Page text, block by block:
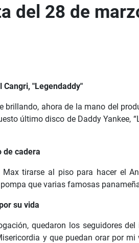
del 28 de
Cangri, "Legendaddy"
brillando, ahora de la mano del
último disco de Daddy Yankee,
de cadera
tirarse al piso para hacer el
que varias famosas
su vida
quedaron los seguidores
y que puedan orar por